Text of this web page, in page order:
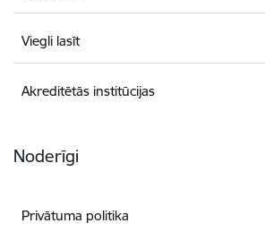
Viegli lasīt
Akreditētās institūcijas
Noderīgi
Privātuma politika